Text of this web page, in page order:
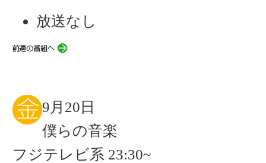
放送なし
9月20日
僕らの音楽
フジテレビ系 23:30~